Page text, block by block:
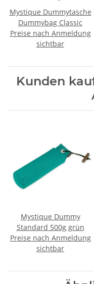
Mystique Dummytasche
Dummybag Classic
Preise nach Anmeldung
sichtbar
Kunden
Mystique Dummy
Standard 500g grün
Preise nach Anmeldung
sichtbar